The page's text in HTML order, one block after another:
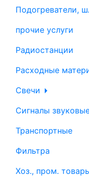
Подогреватели,
прочие услуги
Радиостанции
Расходные
Свечи
Сигналы
Транспортные
Фильтра
Хоз., пром.